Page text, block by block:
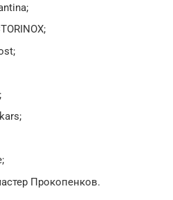
Прокопенков.